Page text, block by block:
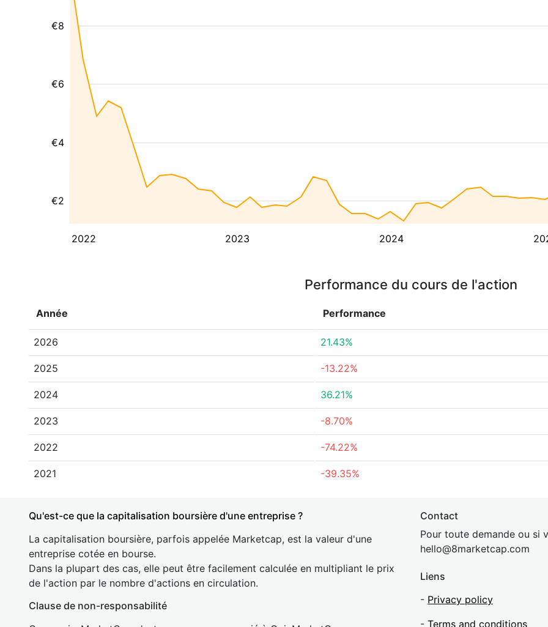
2022 2023 2024
€2
€4
€6
€8
Performance du cours de l'action
Année Performance
2026 21.43%
2025 -13.22%
2024 36.21%
2023 -8.70%
2022 -74.22%
2021 -39.35%
Qu'est-ce que la capitalisation boursière d'une entreprise ?
La capitalisation boursière, parfois appelée Marketcap, est la valeur d'une
entreprise cotée en bourse.
Dans la plupart des cas, elle peut être facilement calculée en multipliant le prix
de l'action par le nombre d'actions en circulation.
Clause de non-responsabilité
Contact
Pour toute demande ou si
hello@8marketcap.com
Liens
- Privacy policy
- Terms and conditions